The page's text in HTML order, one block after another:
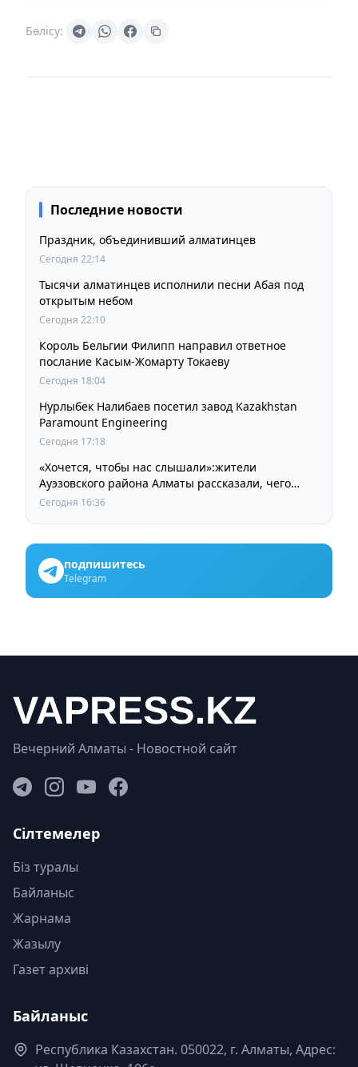
Бөлісу:
Последние новости
Праздник, объединивший алматинцев
Сегодня 22:14
Тысячи алматинцев исполнили песни Абая под
открытым небом
Сегодня 22:10
Король Бельгии Филипп направил ответное
послание Касым-Жомарту Токаеву
Сегодня 18:04
Нурлыбек Налибаев посетил завод Kazakhstan
Paramount Engineering
Сегодня 17:18
«Хочется, чтобы нас слышали»:жители
Ауэзовского района Алматы рассказали, чего
ждут от выборов депутатов Курултая
Сегодня 16:36
подпишитесь
Telegram
Вечерний Алматы - Новостной сайт
Сілтемелер
Біз туралы
Байланыс
Жарнама
Жазылу
Газет архиві
Байланыс
Республика Казахстан. 050022, г. Алматы, Адрес: